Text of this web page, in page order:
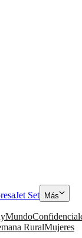
Jet Set Más
Mundo
RuralMujeres